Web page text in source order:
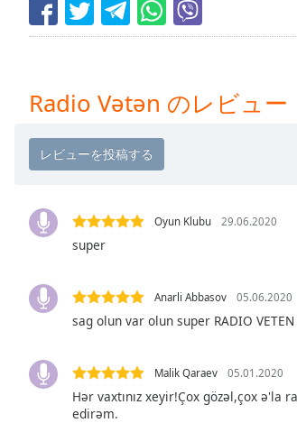
Remaining
Time-
Playback
Chapters
Descriptions
off
selected
subtitles
settings,
opens
Radio Vətən のレビュー
Oyun Klubu 29.06.2020
super
Anarli Abbasov 05.06.2020
sag olun var olun super RADIO
Malik Qaraev 05.01.2020
Hər vaxtınız xeyir!Çox gözəl,çox ə'la
edirəm.